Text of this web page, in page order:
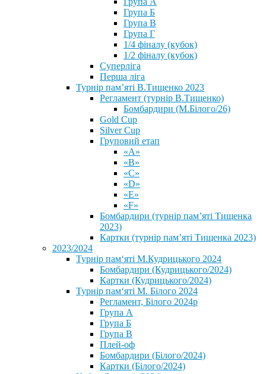
Група Б
Група В
Група Г
1/4 фіналу (кубок)
1/2 фіналу (кубок)
Суперліга
Перша ліга
Турнір пам’яті В.Тищенко 2023
Регламент (турнір В.Тищенко)
Бомбардири (М.Білого/26)
Gold Cup
Silver Cup
Груповий етап
«А»
«В»
«С»
«D»
«Е»
«F»
Бомбардири (турнір пам’яті Тищенка
2023)
Картки (турнір пам’яті Тищенка 2023)
2023/2024
⁨Турнір пам‘яті М.Кудрицького 2024
Бомбардири (Кудрицького/2024)
Картки (Кудрицького/2024)
⁨Турнір пам‘яті М. Білого 2024⁩
Регламент, Білого 2024р
Група А
Група Б
Група В
Плей-оф
Бомбардири (Білого/2024)
Картки (Білого/2024)